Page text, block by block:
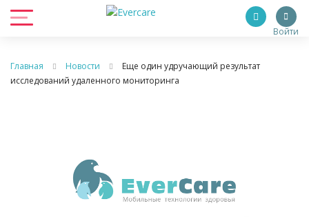
Войти
Главная Новости
Еще один удручающий результат
исследований удаленного мониторинга